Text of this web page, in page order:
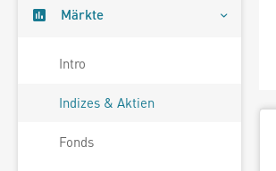
Märkte
Intro
Indizes & Aktien
Fonds